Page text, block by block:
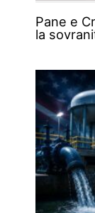
Pane e
la